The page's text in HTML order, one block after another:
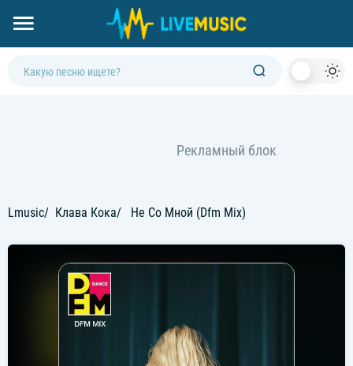
Lmusic Клава Кока Не Со Мной (Dfm Mix)